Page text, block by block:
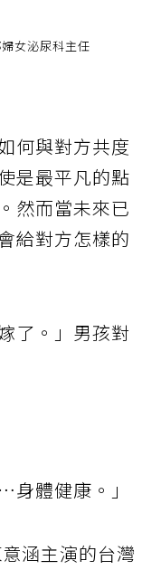
女泌尿科主任
何與對方共度
是最平凡的點
然而當未來已
給對方怎樣的
了。」男孩對
體健康。」
涵主演的台灣